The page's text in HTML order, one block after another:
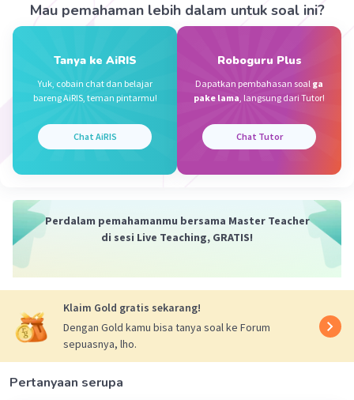
Tamborin adalah salah satu jenis alat musik
ritmis yang digunakan untuk mengiringi lagu-
lagu yang berirama riang.
Mau pemahaman lebih dalam untuk soal ini?
Tanya ke AiRIS
Yuk, cobain chat dan belajar
bareng AiRIS, teman pintarmu!
Chat AiRIS
Roboguru Plus
Dapatkan pembahasan soal ga
pake lama, langsung dari Tutor!
Chat Tutor
Perdalam pemahamanmu bersama Master Teacher
di sesi Live Teaching, GRATIS!
Klaim Gold gratis sekarang!
Dengan Gold kamu bisa tanya soal ke Forum
sepuasnya, lho.
Pertanyaan serupa